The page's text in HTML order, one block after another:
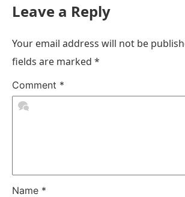
Leave a Reply
Your email address will not be
fields are marked *
Comment *
Name *